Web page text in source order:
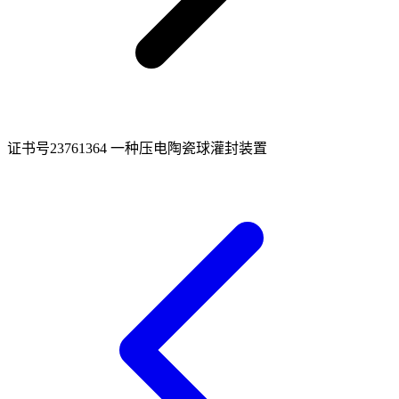
证书号23761364 一种压电陶瓷球灌封装置